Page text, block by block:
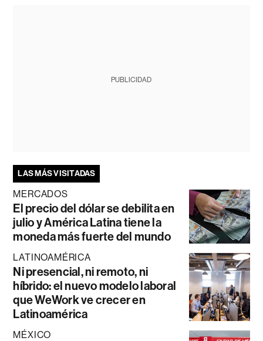
PUBLICIDAD
LAS MÁS VISITADAS
MERCADOS
El precio del dólar se debilita en
julio y América Latina tiene la
moneda más fuerte del mundo
LATINOAMÉRICA
Ni presencial, ni remoto, ni
híbrido: el nuevo modelo laboral
que WeWork ve crecer en
Latinoamérica
MÉXICO